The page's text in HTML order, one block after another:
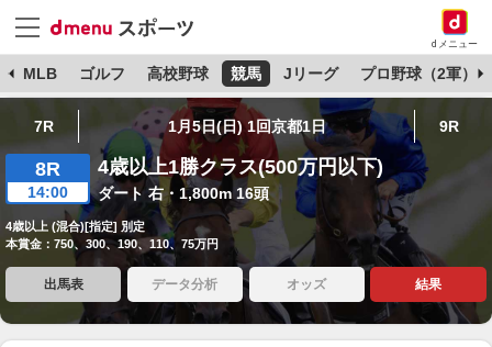
dメニュー
MLB ゴルフ 高校野球 競馬 Jリーグ プロ野球（2軍）
7R 1月5日(日) 1回京都1日 9R
8R
14:00
4歳以上1勝クラス(500万円以下)
ダート 右・1,800m 16頭
4歳以上 (混合)[指定] 別定
本賞金：750、300、190、110、75万円
出馬表 データ分析 オッズ 結果